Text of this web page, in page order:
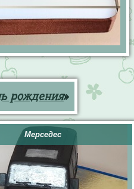
рождения»
Мерседес